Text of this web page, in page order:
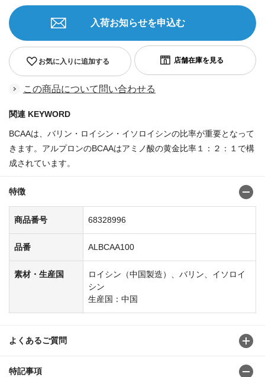
お気に入りに追加する
入荷お知らせを申込む
この商品について問い合わせる
関連 KEYWORD
BCAAは、バリン・ロイシン・イソロイシンの比率が重要となって
きます。アルプロンのBCAAはアミノ酸の黄金比率１：２：１で構
成されています。
特徴
商品番号 68328996
品番 ALBCAA100
素材・生産国
ロイシン（中国製造）、バリン、イソロイ
シン
生産国：中国
よくあるご質問
特記事項